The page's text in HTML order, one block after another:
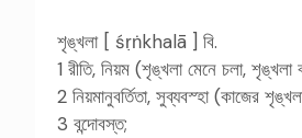
শৃঙ্খলা [ śṛṅkhalā ] বি.
1 রীতি, নিয়ম (শৃঙ্খলা মেনে চলা, শৃঙ্খলা
2 নিয়মানুবর্তিতা, সুব্যবস্হা (কাজের
3 বন্দোবস্ত;